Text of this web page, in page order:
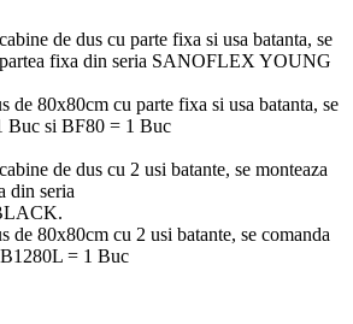
de dus cu parte fixa si usa batanta, se
fixa din seria SANOFLEX YOUNG
de 80x80cm cu parte fixa si usa batanta, se
Buc si BF80 = 1 Buc
de dus cu 2 usi batante, se monteaza
din seria
de 80x80cm cu 2 usi batante, se comanda
= 1 Buc